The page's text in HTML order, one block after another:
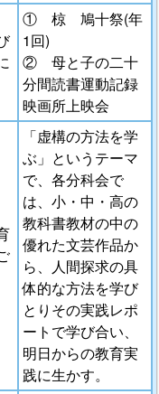
① 椋 鳩十祭(年
1回)
② 母と子の二十
分間読書運動記録
映画所上映会
「虚構の方法を学
ぶ」というテーマ
で、各分科会で
は、小・中・高の
教科書教材の中の
優れた文芸作品か
ら、人間探求の具
体的な方法を学び
とりその実践レポ
ートで学び合い、
明日からの教育実
践に生かす。